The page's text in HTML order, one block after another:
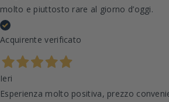
molto e piuttosto rare al giorno d’oggi.
Acquirente verificato
Ieri
Esperienza molto positiva, prezzo